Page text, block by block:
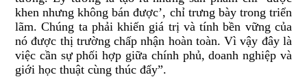
khen nhưng không bán được’, chỉ trưng bày trong triển
lãm. Chúng ta phải khiến giá trị và tính bền vững của
nó được thị trường chấp nhận hoàn toàn. Vì vậy đây là
việc cần sự phối hợp giữa chính phủ, doanh nghiệp và
giới học thuật cùng thúc đẩy”.